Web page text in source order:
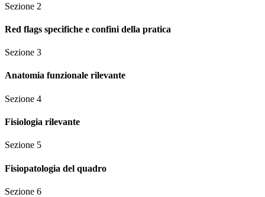
Sezione 2
Red flags specifiche e confini della pratica
Sezione 3
Anatomia funzionale rilevante
Sezione 4
Fisiologia rilevante
Sezione 5
Fisiopatologia del quadro
Sezione 6